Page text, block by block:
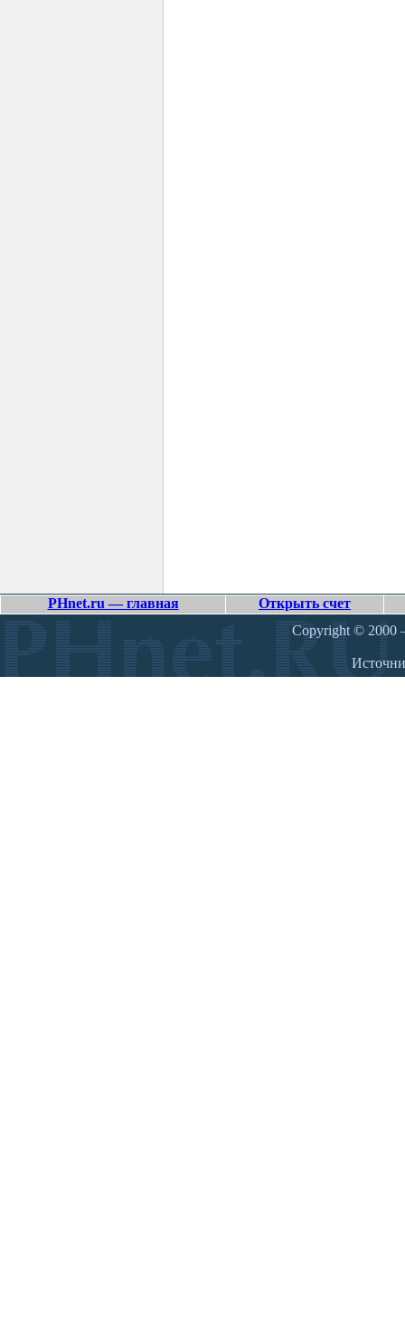
PHnet.ru — главная
Открыть счет
Copyright © 2000